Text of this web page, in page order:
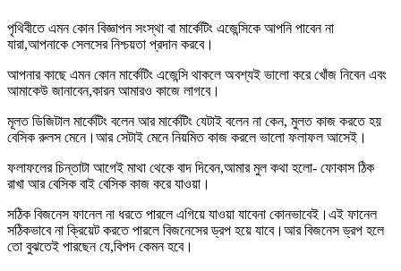
পৃথিবীতে এমন কোন বিজ্ঞাপন সংস্থা বা মার্কেটিং এজেন্সিকে আপনি পাবেন না
যারা,আপনাকে সেলসের নিশ্চয়তা প্রদান করবে।
আপনার কাছে এমন কোন মার্কেটিং এজেন্সি থাকলে অবশ্যই ভালো করে খোঁজ নিবেন এবং
আমাকেউ জানাবেন,কারন আমারও কাজে লাগবে।
মূলত ডিজিটাল মার্কেটিং বলেন আর মার্কেটিং যেটাই বলেন না কেন, মুলত কাজ করতে হয়
বেসিক রুলস মেনে।আর সেটাই মেনে নিয়মিত কাজ করলে ভালো ফলাফল আসেই।
ফলাফলের চিন্তাটা আগেই মাথা থেকে বাদ দিবেন,আমার মুল কথা হলো- ফোকাস ঠিক
রাখা আর বেসিক বাই বেসিক কাজ করে যাওয়া।
সঠিক বিজনেস ফানেল না ধরতে পারলে এগিয়ে যাওয়া যাবেনা কোনভাবেই।এই ফানেল
সঠিকভাবে না ক্রিয়েট করতে পারলে বিজনেসের ড্রপ হয়ে যাবে।আর বিজনেস ড্রপ হলে
তো বুঝতেই পারছেন যে,বিপদ কেমন হবে।